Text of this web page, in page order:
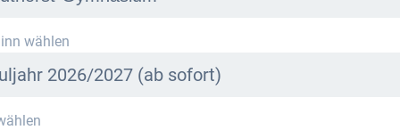
Schule stehen derzeit leider keine Schließfächer zur Verfügung.
Sie uns per E-Mail an
wählen
2026/2027 (ab sofort)